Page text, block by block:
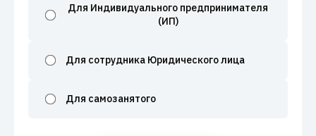
Для Индивидуального предпринимателя
(ИП)
Для сотрудника Юридического лица
Для самозанятого